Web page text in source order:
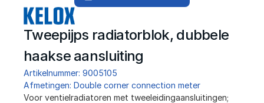
Tweepijps radiatorblok, dubbele
haakse aansluiting
Artikelnummer: 9005105
Afmetingen: Double corner connection meter
Voor ventielradiatoren met tweeleidingaansluitingen;